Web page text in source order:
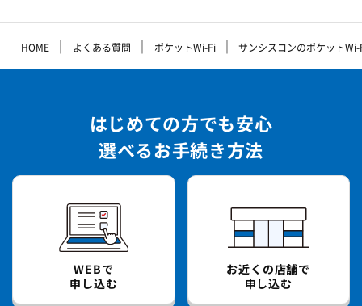
HOME ｜ よくある質問 ｜ ポケットWi-Fi ｜ サンシスコンのポケット
はじめての方でも安心
選べるお手続き方法
WEBで
申し込む
お近くの店舗で
申し込む